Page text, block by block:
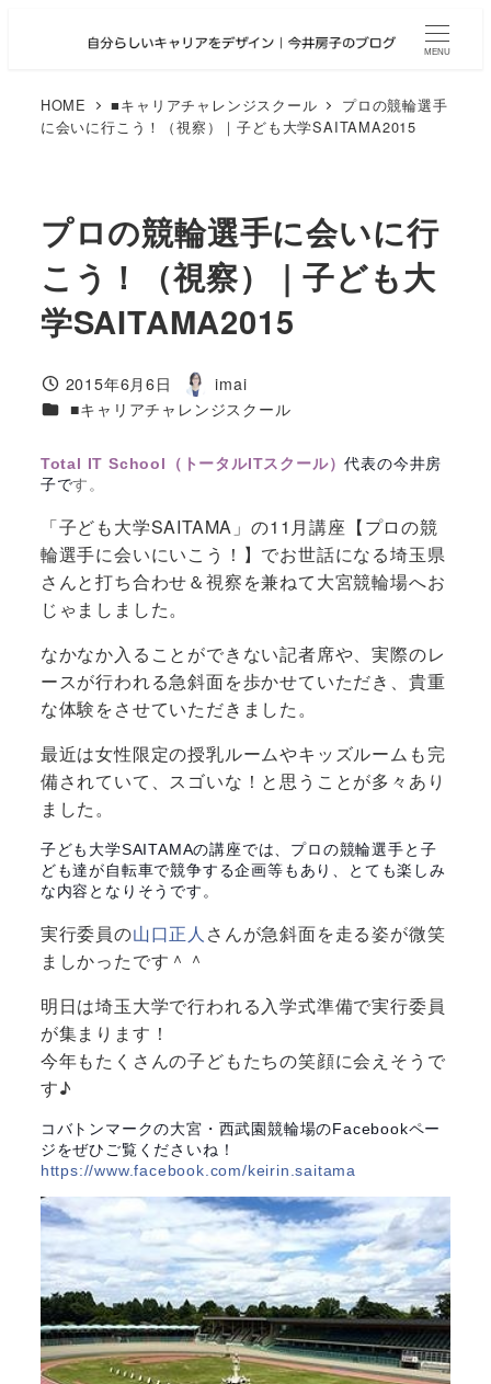
MENU
HOME ■キャリアチャレンジスクール
プロの競輪選手
に会いに行こう！（視察）｜子ども大学SAITAMA2015
プロの競輪選手に会いに行
こう！（視察）｜子ども大
学SAITAMA2015
投稿日2015年6月6日
著
者
imai
カテゴリー
■キャリアチャレンジスクール
Total IT School（トータルITスクール）代表の今井房
子です。
「子ども大学SAITAMA」の11月講座【プロの競
輪選手に会いにいこう！】でお世話になる埼玉県
さんと打ち合わせ＆視察を兼ねて大宮競輪場へお
じゃましました。
なかなか入ることができない記者席や、実際のレ
ースが行われる急斜面を歩かせていただき、貴重
な体験をさせていただきました。
最近は女性限定の授乳ルームやキッズルームも完
備されていて、スゴいな！と思うことが多々あり
ました。
子ども大学SAITAMAの講座では、プロの競輪選手と子
ども達が自転車で競争する企画等もあり、とても楽しみ
な内容となりそうです。
実行委員の山口正人 さんが急斜面を走る姿が微笑
ましかったです＾＾
明日は埼玉大学で行われる入学式準備で実行委員
が集まります！
今年もたくさんの子どもたちの笑顔に会えそうで
す♪
コバトンマークの大宮・西武園競輪場のFacebookペー
ジをぜひご覧くださいね！
https://www.facebook.com/keirin.saitama